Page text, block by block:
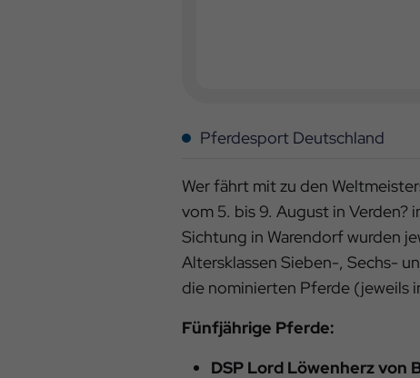
Pferdesport Deutschland
Wer fährt mit zu den
vom 5. bis 9. August in Verden?
Sichtung in Warendorf wurden
Altersklassen Sieben-, Sechs-
die nominierten Pferde (jeweils
Fünfjährige Pferde:
DSP Lord Löwenherz von